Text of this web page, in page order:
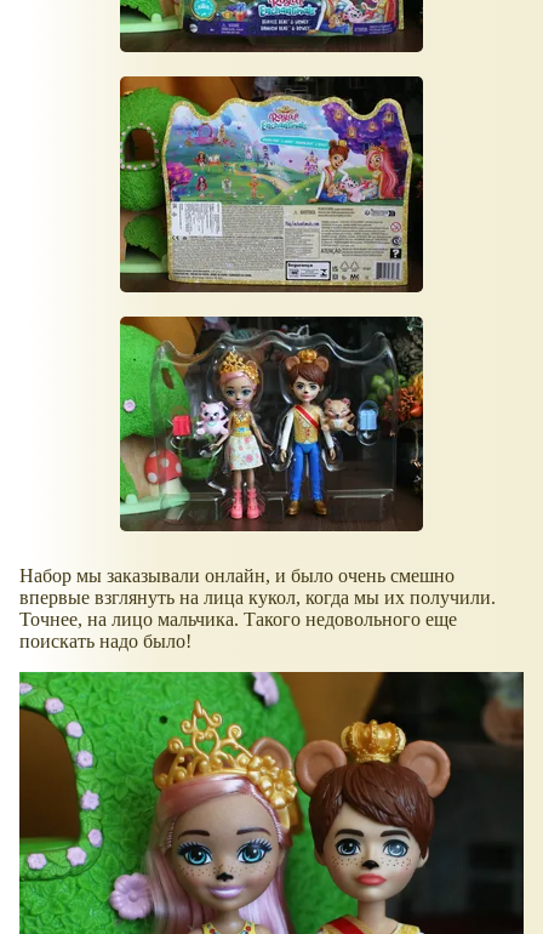
Набор мы заказывали онлайн, и было очень смешно
впервые взглянуть на лица кукол, когда мы их получили.
Точнее, на лицо мальчика. Такого недовольного еще
поискать надо было!